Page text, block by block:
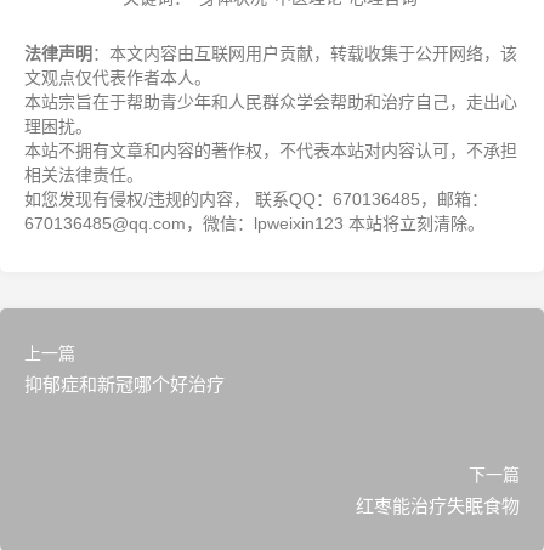
法律声明 ：本文内容由互联网用户贡献，转载收集于公开网络，该
文观点仅代表作者本人。
本站宗旨在于帮助青少年和人民群众学会帮助和治疗自己，走出心
理困扰。
本站不拥有文章和内容的著作权，不代表本站对内容认可，不承担
相关法律责任。
如您发现有侵权/违规的内容， 联系QQ：670136485，邮箱：
670136485@qq.com，微信：lpweixin123 本站将立刻清除。
上一篇
抑郁症和新冠哪个好治疗
下一篇
红枣能治疗失眠食物